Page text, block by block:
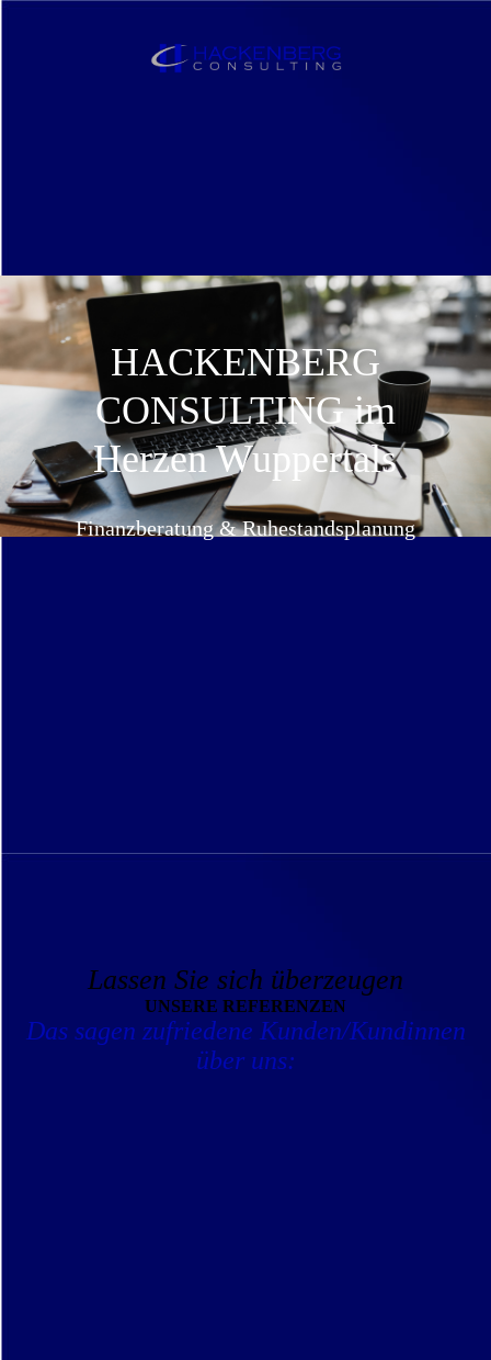
HACKENBERG
CONSULTING im
Herzen Wuppertals
Finanzberatung & Ruhestandsplanung
Lassen Sie sich überzeugen
UNSERE REFERENZEN
Das sagen zufriedene Kunden/Kundinnen
über uns: